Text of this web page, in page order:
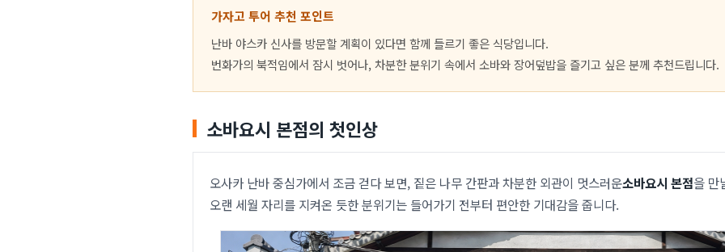
가자고 투어 추천 포인트
난바 야스카 신사를 방문할 계획이 있다면 함께 들르기 좋은 식당입니다.
번화가의 북적임에서 잠시 벗어나, 차분한 분위기 속에서 소바와 장어덮밥을 즐기고 싶은 분께 추천드립니다.
소바요시 본점의 첫인상
오사카 난바 중심가에서 조금 걷다 보면, 짙은 나무 간판과 차분한 외관이 멋스러운소바요시 본점을 만
오랜 세월 자리를 지켜온 듯한 분위기는 들어가기 전부터 편안한 기대감을 줍니다.